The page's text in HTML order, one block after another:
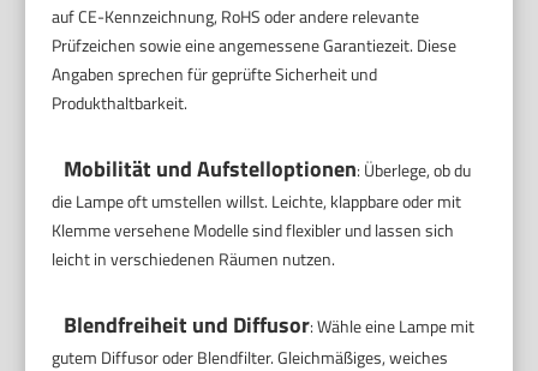
auf CE-Kennzeichnung, RoHS oder andere relevante
Prüfzeichen sowie eine angemessene Garantiezeit. Diese
Angaben sprechen für geprüfte Sicherheit und
Produkthaltbarkeit.
Mobilität und Aufstelloptionen: Überlege, ob du
die Lampe oft umstellen willst. Leichte, klappbare oder mit
Klemme versehene Modelle sind flexibler und lassen sich
leicht in verschiedenen Räumen nutzen.
Blendfreiheit und Diffusor: Wähle eine Lampe mit
gutem Diffusor oder Blendfilter. Gleichmäßiges, weiches